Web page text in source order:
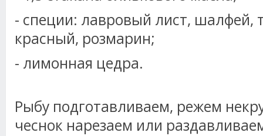
- специи: лавровый лист, шалфей,
красный, розмарин;
- лимонная цедра.
Рыбу подготавливаем, режем
чеснок нарезаем или